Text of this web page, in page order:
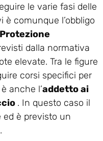
le varie fasi delle
è comunque l’obbligo
dalla normativa
elevate. Tra le figure
corsi specifici per
anche l’addetto ai
. In questo caso il
ed è previsto un